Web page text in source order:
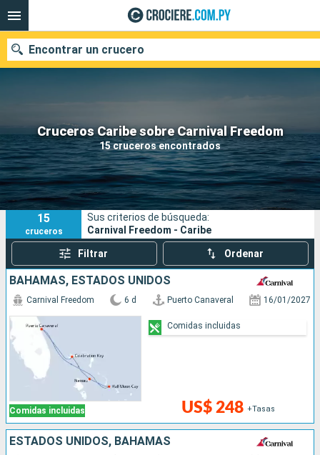
Cruceros Caribe sobre Carnival Freedom
15 cruceros encontrados
Encontrar un crucero
Nuestros destinos
Fecha de salida
Puertos Compañías
Buscar
15
cruceros
Sus criterios de búsqueda:
Carnival Freedom - Caribe
Filtrar Ordenar
BAHAMAS, ESTADOS UNIDOS
Comidas incluidas
Carnival Freedom 6 d Puerto Canaveral 16/01/2027
US$ 248 +Tasas
Comidas incluidas
ESTADOS UNIDOS, BAHAMAS